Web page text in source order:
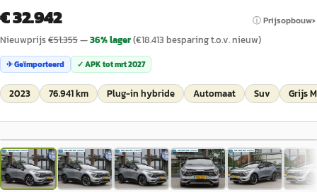
€ 32.942 ⓘ Prijsopbouw
Nieuwprijs€51.355—36% lager(€18.413 besparing t.o.v. nieuw)
✈ Geïmporteerd ✓ APK totmrt 2027
2023 76.941 km Plug-in hybride Automaat Suv Grijs
1/68